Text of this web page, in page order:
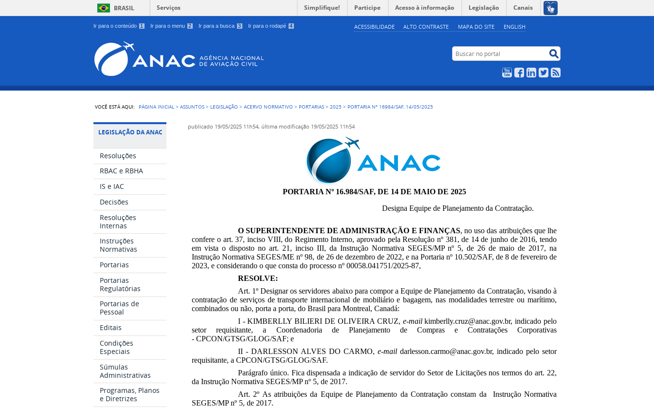
Ir para o conteúdo 1 Ir para o menu 2 Ir para a busca 3 Ir para o rodapé 4 ACESSIBILIDADE ALTO CONTRASTE MAPA DO SITE ENGLISH
BRASIL Serviços Simplifique! Participe Acesso à informação Legislação Canais
Buscar no portal
YouTubeFacebookLinkedIn
Twitter
VOCÊ ESTÁ AQUI: PÁGINA INICIAL >ASSUNTOS > LEGISLAÇÃO >ACERVO NORMATIVO > PORTARIAS >2025 > PORTARIA Nº 16984/SAF, 14/05/2025
LEGISLAÇÃO DA ANAC
Resoluções
RBAC e RBHA
IS e IAC
Decisões
Resoluções
Internas
Instruções
Normativas
Portarias
Portarias
Regulatórias
Portarias de
Pessoal
Editais
Condições
Especiais
Súmulas
Administrativas
Programas, Planos
e Diretrizes
publicado 19/05/2025 11h54, última modificação 19/05/2025 11h54
PORTARIA Nº 16.984/SAF, DE 14 DE MAIO DE 2025
Designa Equipe de Planejamento da Contratação.
O SUPERINTENDENTE DE ADMINISTRAÇÃO E FINANÇAS, no uso das atribuições que lhe
confere o art. 37, inciso VIII, do Regimento Interno, aprovado pela Resolução nº 381, de 14 de junho de 2016, tendo
em vista o disposto no art. 21, inciso III, da Instrução Normativa SEGES/MP nº 5, de 26 de maio de 2017, na
Instrução Normativa SEGES/ME nº 98, de 26 de dezembro de 2022, e na Portaria nº 10.502/SAF, de 8 de fevereiro de
2023, e considerando o que consta do processo nº 00058.041751/2025-87,
RESOLVE:
Art. 1º Designar os servidores abaixo para compor a Equipe de Planejamento da Contratação, visando à
contratação de serviços de transporte internacional de mobiliário e bagagem, nas modalidades terrestre ou marítimo,
combinados ou não, porta a porta, do Brasil para Montreal, Canadá:
I - KIMBERLLY BILIERI DE OLIVEIRA CRUZ, e-mailkimberlly.cruz@anac.gov.br, indicado pelo
setor requisitante, a Coordenadoria de Planejamento de Compras e Contratações Corporativas
- CPCON/GTSG/GLOG/SAF; e
II - DARLESSON ALVES DO CARMO, e-maildarlesson.carmo@anac.gov.br, indicado pelo setor
requisitante, a CPCON/GTSG/GLOG/SAF.
Parágrafo único. Fica dispensada a indicação de servidor do Setor de Licitações nos termos do art. 22,
da Instrução Normativa SEGES/MP nº 5, de 2017.
Art. 2º As atribuições da Equipe de Planejamento da Contratação constam da Instrução Normativa
SEGES/MP nº 5, de 2017.